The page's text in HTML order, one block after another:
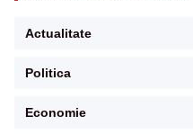
Actualitate
Politica
Economie